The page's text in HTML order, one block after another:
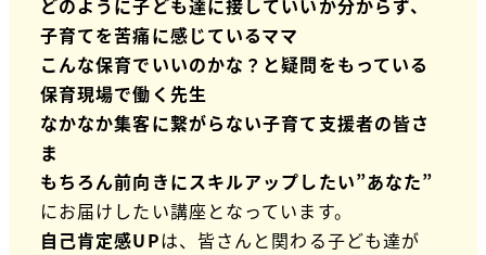
どのように子ども達に接していいか分からず、
子育てを苦痛に感じているママ
こんな保育でいいのかな？と疑問をもっている
保育現場で働く先生
なかなか集客に繋がらない子育て支援者の皆さ
ま
もちろん前向きにスキルアップしたい”あなた”
にお届けしたい講座となっています。
自己肯定感UPは、皆さんと関わる子ども達が